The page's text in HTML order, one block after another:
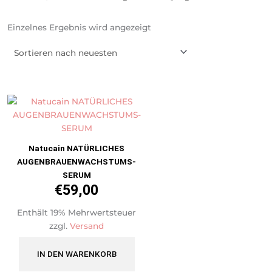
Einzelnes Ergebnis wird angezeigt
Natucain NATÜRLICHES
AUGENBRAUENWACHSTUMS-
SERUM
€59,00
Enthält 19% Mehrwertsteuer
zzgl.Versand
IN DEN WARENKORB